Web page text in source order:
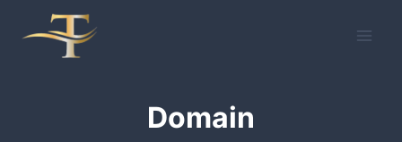
Inhalt
Domain